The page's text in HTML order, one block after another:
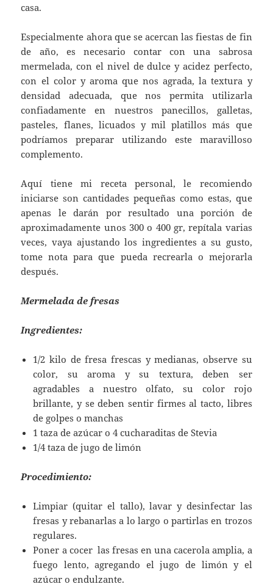
casa.
Especialmente ahora que se acercan las fiestas de fin
de año, es necesario contar con una sabrosa
mermelada, con el nivel de dulce y acidez perfecto,
con el color y aroma que nos agrada, la textura y
densidad adecuada, que nos permita utilizarla
confiadamente en nuestros panecillos, galletas,
pasteles, flanes, licuados y mil platillos más que
podríamos preparar utilizando este maravilloso
complemento.
Aquí tiene mi receta personal, le recomiendo
iniciarse son cantidades pequeñas como estas, que
apenas le darán por resultado una porción de
aproximadamente unos 300 o 400 gr, repítala varias
veces, vaya ajustando los ingredientes a su gusto,
tome nota para que pueda recrearla o mejorarla
después.
Mermelada de fresas
Ingredientes:
1/2 kilo de fresa frescas y medianas, observe su
color, su aroma y su textura, deben ser
agradables a nuestro olfato, su color rojo
brillante, y se deben sentir firmes al tacto, libres
de golpes o manchas
1 taza de azúcar o 4 cucharaditas de Stevia
1/4 taza de jugo de limón
Procedimiento:
Limpiar (quitar el tallo), lavar y desinfectar las
fresas y rebanarlas a lo largo o partirlas en trozos
regulares.
Poner a cocer las fresas en una cacerola amplia, a
fuego lento, agregando el jugo de limón y el
azúcar o endulzante.